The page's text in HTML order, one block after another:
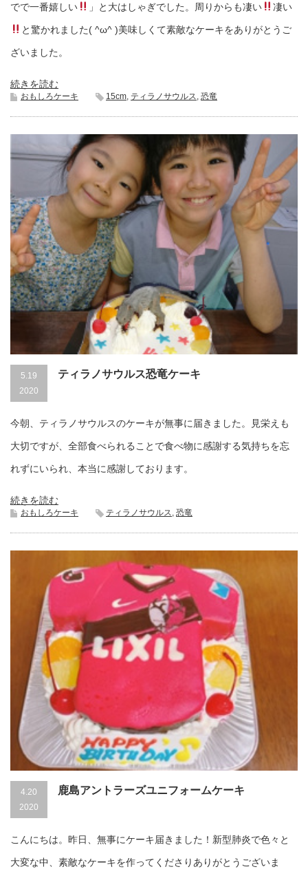
でで一番嬉しい 」と大はしゃぎでした。周りからも凄い 凄い
と驚かれました( ^ω^ )美味しくて素敵なケーキをありがとうご
ざいました。
続きを読む
おもしろケーキ 15cm ティラノサウルス 恐竜
5.19
2020
ティラノサウルス恐竜ケーキ
今朝、ティラノサウルスのケーキが無事に届きました。見栄えも
大切ですが、全部食べられることで食べ物に感謝する気持ちを忘
れずにいられ、本当に感謝しております。
続きを読む
おもしろケーキ ティラノサウルス, 恐竜
4.20
2020
鹿島アントラーズユニフォームケーキ
こんにちは。昨日、無事にケーキ届きました！新型肺炎で色々と
大変な中、素敵なケーキを作ってくださりありがとうございま